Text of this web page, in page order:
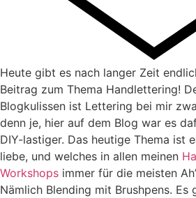
Heute gibt es nach langer Zeit
Beitrag zum Thema Handlettering!
Blogkulissen ist Lettering bei mir
denn je, hier auf dem Blog war es
DIY-lastiger. Das heutige Thema ist
liebe, und welches in allen meinen
Workshops immer für die meisten
Nämlich Blending mit Brushpens.